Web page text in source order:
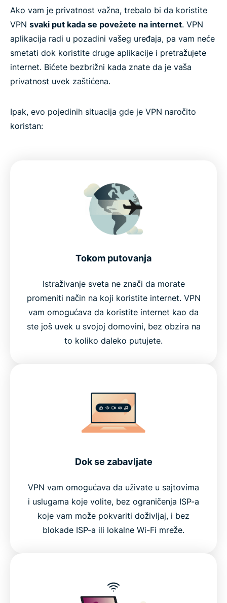
Ako vam je privatnost važna, trebalo bi da koristite
VPN svaki put kada se povežete na internet. VPN
aplikacija radi u pozadini vašeg uređaja, pa vam neće
smetati dok koristite druge aplikacije i pretražujete
internet. Bićete bezbrižni kada znate da je vaša
privatnost uvek zaštićena.
Ipak, evo pojedinih situacija gde je VPN naročito
koristan:
Tokom putovanja
Istraživanje sveta ne znači da morate
promeniti način na koji koristite internet. VPN
vam omogućava da koristite internet kao da
ste još uvek u svojoj domovini, bez obzira na
to koliko daleko putujete.
Dok se zabavljate
VPN vam omogućava da uživate u sajtovima
i uslugama koje volite, bez ograničenja ISP-a
koje vam može pokvariti doživljaj, i bez
blokade ISP-a ili lokalne Wi-Fi mreže.